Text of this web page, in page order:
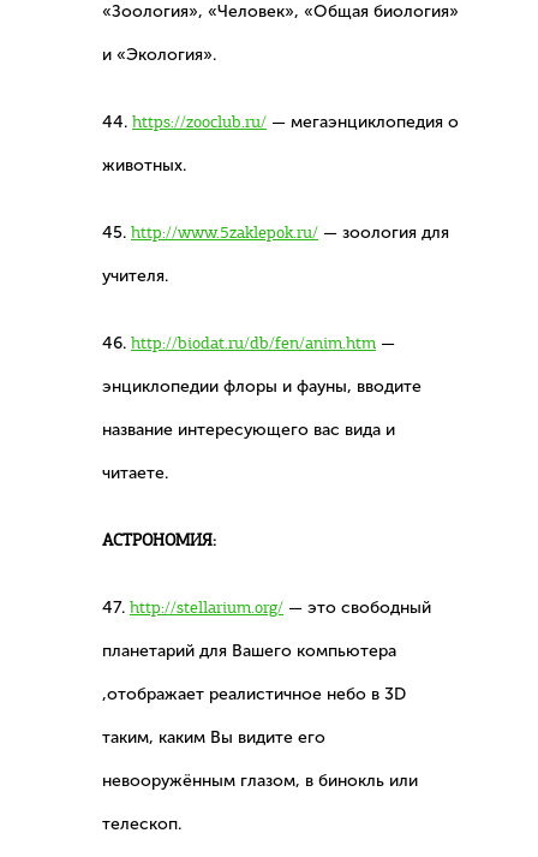
«Зоология», «Человек», «Общая биология»
и «Экология».
44. https://zooclub.ru/ — мегаэнциклопедия о
животных.
45. http://www.5zaklepok.ru/ — зоология для
учителя.
46. http://biodat.ru/db/fen/anim.htm —
энциклопедии флоры и фауны, вводите
название интересующего вас вида и
читаете.
АСТРОНОМИЯ:
47. http://stellarium.org/ — это свободный
планетарий для Вашего компьютера
,отображает реалистичное небо в 3D
таким, каким Вы видите его
невооружённым глазом, в бинокль или
телескоп.